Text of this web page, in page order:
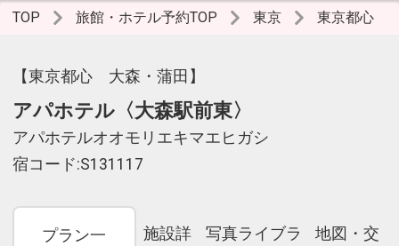
TOP 旅館・ホテル予約TOP 東京 東京都心
【東京都心 大森・蒲田】
アパホテル〈大森駅前東〉
アパホテルオオモリエキマエヒガシ
宿コード:S131117
プラン一
施設詳
写真ライブラ
地図・交